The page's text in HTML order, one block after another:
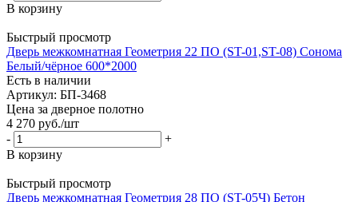
В корзину
Быстрый просмотр
Дверь межкомнатная Геометрия 22 ПО (ST-01,ST-08) Сонома
Белый/чёрное 600*2000
Есть в наличии
Артикул: БП-3468
Цена за дверное полотно
4 270 руб./шт
-
+
В корзину
Быстрый просмотр
Дверь межкомнатная Геометрия 28 ПО (ST-05Ч) Бетон